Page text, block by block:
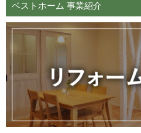
ベストホーム 事業紹介